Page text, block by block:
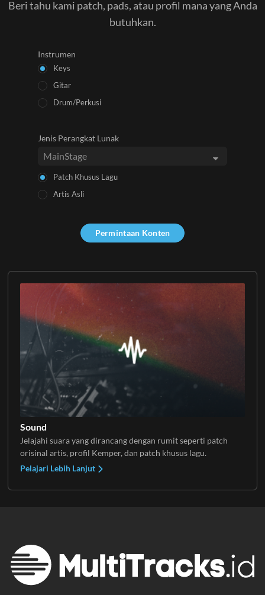
Sound
Jelajahi suara yang dirancang dengan rumit seperti patch
orisinal artis, profil Kemper, dan patch khusus lagu.
Pelajari Lebih Lanjut
Beri tahu kami patch, pads, atau profil mana yang Anda
butuhkan.
Instrumen
Keys
Gitar
Drum/Perkusi
Jenis Perangkat Lunak
Patch Khusus Lagu
Artis Asli
Permintaan Konten